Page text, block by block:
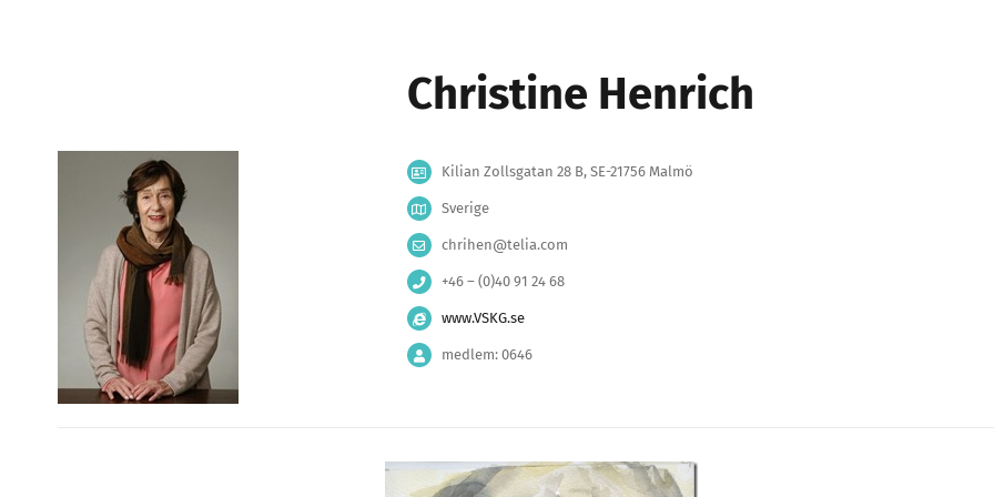
Christine Henrich
Kilian Zollsgatan 28 B, SE-21756 Malmö
Sverige
chrihen@telia.com
+46 – (0)40 91 24 68
www.VSKG.se
medlem: 0646